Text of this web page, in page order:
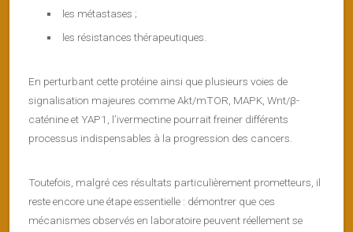
les métastases ;
les résistances thérapeutiques.
En perturbant cette protéine ainsi que plusieurs voies de
signalisation majeures comme Akt/mTOR, MAPK, Wnt/β-
caténine et YAP1, l’ivermectine pourrait freiner différents
processus indispensables à la progression des cancers.
Toutefois, malgré ces résultats particulièrement prometteurs, il
reste encore une étape essentielle : démontrer que ces
mécanismes observés en laboratoire peuvent réellement se